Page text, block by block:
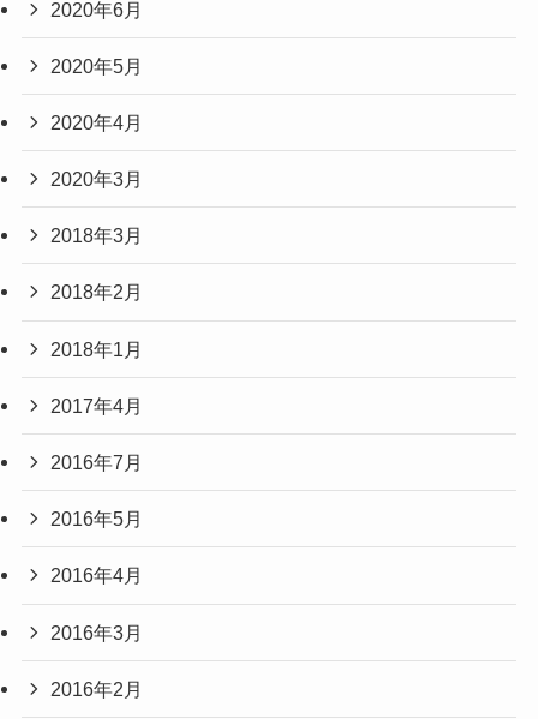
2020年6月
2020年5月
2020年4月
2020年3月
2018年3月
2018年2月
2018年1月
2017年4月
2016年7月
2016年5月
2016年4月
2016年3月
2016年2月